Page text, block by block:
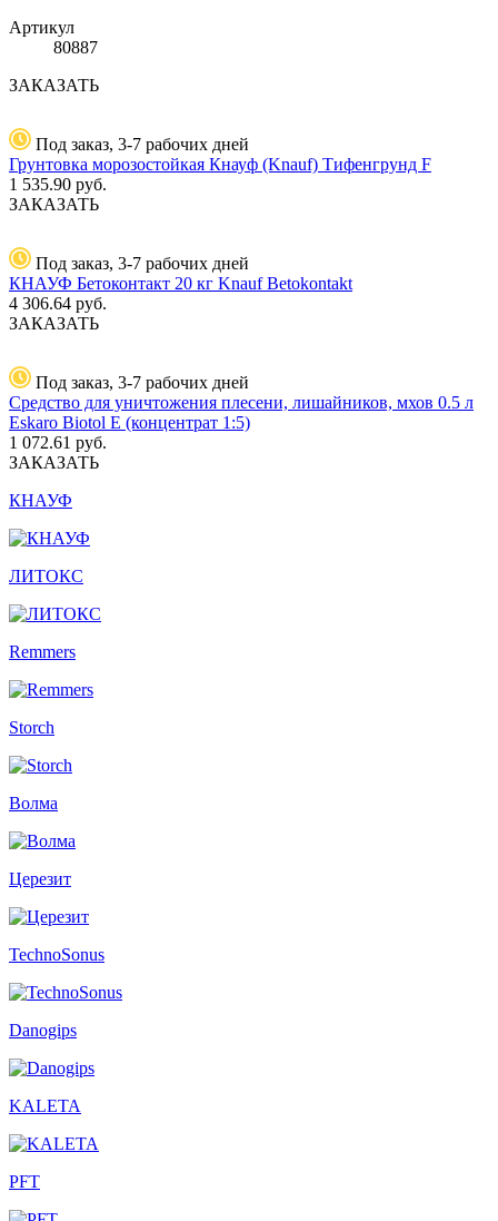
Артикул
80887
ЗАКАЗАТЬ
Под заказ, 3-7 рабочих дней
Грунтовка морозостойкая Кнауф (Knauf) Тифенгрунд F
1 535.90 руб.
ЗАКАЗАТЬ
Под заказ, 3-7 рабочих дней
КНАУФ Бетоконтакт 20 кг Knauf Betokontakt
4 306.64 руб.
ЗАКАЗАТЬ
Под заказ, 3-7 рабочих дней
Средство для уничтожения плесени, лишайников, мхов 0.5 л
Eskaro Biotol E (концентрат 1:5)
1 072.61 руб.
ЗАКАЗАТЬ
КНАУФ
ЛИТОКС
Remmers
Storch
Волма
Церезит
TechnoSonus
Danogips
KALETA
PFT